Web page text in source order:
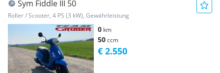
Sym Fiddle III 50
Roller / Scooter, 4 PS (3 kW), Gewährleistung
0 km
50ccm
€ 2.550